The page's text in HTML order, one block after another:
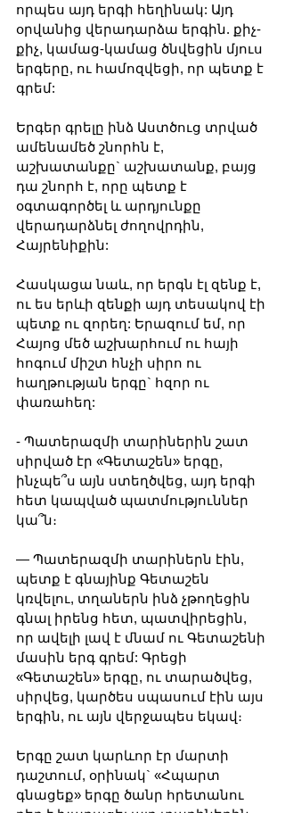
որպես այդ երգի հեղինակ: Այդ
օրվանից վերադարձա երգին. քիչ-
քիչ, կամաց-կամաց ծնվեցին մյուս
երգերը, ու համոզվեցի, որ պետք է
գրեմ:
Երգեր գրելը ինձ Աստծուց տրված
ամենամեծ շնորհն է,
աշխատանքը` աշխատանք, բայց
դա շնորհ է, որը պետք է
օգտագործել և արդյունքը
վերադարձնել ժողովրդին,
Հայրենիքին:
Հասկացա նաև, որ երգն էլ զենք է,
ու ես երևի զենքի այդ տեսակով էի
պետք ու զորեղ: Երազում եմ, որ
Հայոց մեծ աշխարհում ու հայի
հոգում միշտ հնչի սիրո ու
հաղթության երգը` հզոր ու
փառահեղ:
- Պատերազմի տարիներին շատ
սիրված էր «Գետաշեն» երգը,
ինչպե՞ս այն ստեղծվեց, այդ երգի
հետ կապված պատմություններ
կա՞ն։
— Պատերազմի տարիներն էին,
պետք է գնայինք Գետաշեն
կռվելու, տղաներն ինձ չթողեցին
գնալ իրենց հետ, պատվիրեցին,
որ ավելի լավ է մնամ ու Գետաշենի
մասին երգ գրեմ: Գրեցի
«Գետաշեն» երգը, ու տարածվեց,
սիրվեց, կարծես սպասում էին այս
երգին, ու այն վերջապես եկավ։
Երգը շատ կարևոր էր մարտի
դաշտում, օրինակ` «Հպարտ
գնացեք» երգը ծանր հրետանու